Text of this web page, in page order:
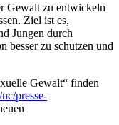
Gewalt zu entwickeln
Ziel ist es,
Jungen durch
besser zu schützen und
Gewalt“ finden
presse-